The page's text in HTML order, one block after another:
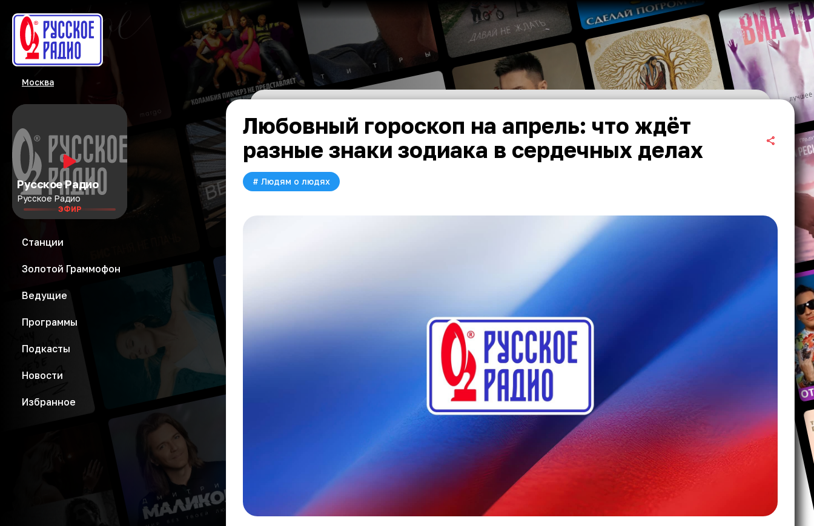
Москва
Русское Радио
Русское Радио
ЭФИР
Станции
Золотой Граммофон
Ведущие
Программы
Подкасты
Новости
Избранное
Любовный гороскоп на апрель: что ждёт
разные знаки зодиака в сердечных делах
# Людям о людях